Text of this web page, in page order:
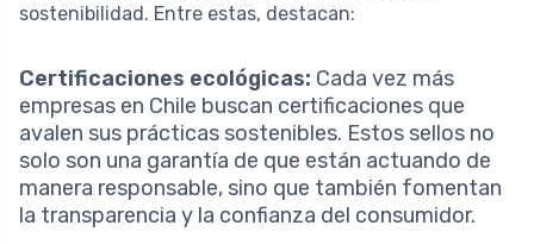
sostenibilidad. Entre estas, destacan:
Certificaciones ecológicas: Cada vez más
empresas en Chile buscan certificaciones que
avalen sus prácticas sostenibles. Estos sellos no
solo son una garantía de que están actuando de
manera responsable, sino que también fomentan
la transparencia y la confianza del consumidor.